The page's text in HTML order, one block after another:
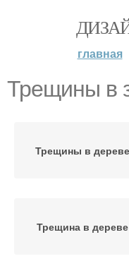
главная
Трещины в
Трещины в дереве
Трещина в дереве